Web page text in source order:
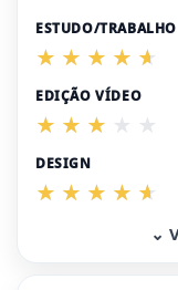
ESTUDO/TRABALHO
EDIÇÃO VÍDEO
DESIGN
⌄